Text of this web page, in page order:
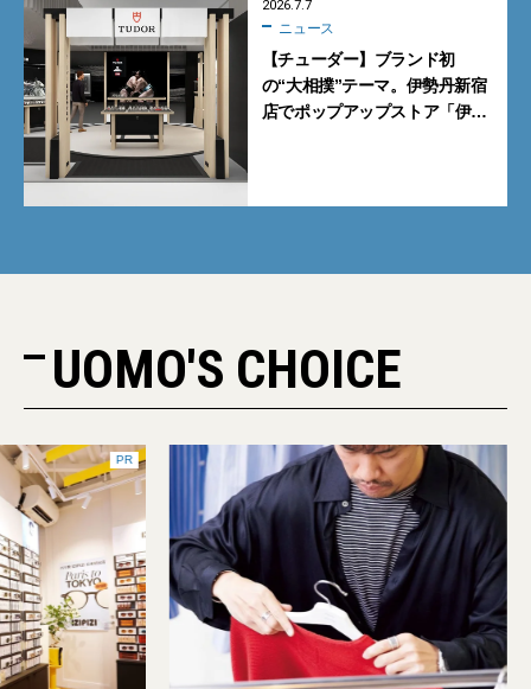
2026.7.7
ニュース
【チューダー】ブランド初
の“大相撲”テーマ。伊勢丹新宿
店でポップアップストア「伊勢
UOMO'S CHOICE